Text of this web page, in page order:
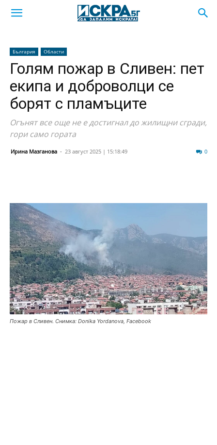
България Области
Голям пожар в Сливен: пет
екипа и доброволци се
борят с пламъците
Огънят все още не е достигнал до жилищни сгради,
гори само гората
Ирина Мазганова - 23 август 2025 | 15:18:49 0
Пожар в Сливен. Снимка: Donika Yordanova, Facebook